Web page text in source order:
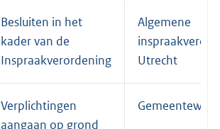
Besluiten in het
kader van de
Inspraakverordening
Algemene
Utrecht
Verplichtingen
aangaan op grond
Gemeentewet